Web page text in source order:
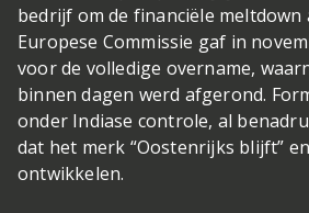
bedrijf om de financiële meltdown
Europese Commissie gaf in
voor de volledige overname,
binnen dagen werd afgerond.
onder Indiase controle, al
dat het merk “Oostenrijks blijft”
ontwikkelen.